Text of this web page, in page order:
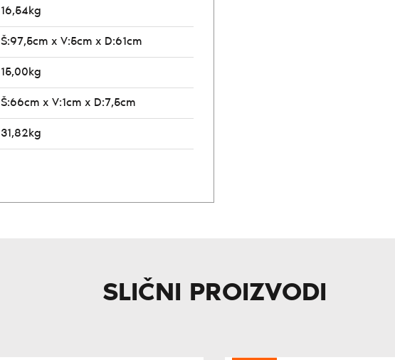
16,54kg
Š:97,5cm x V:5cm x D:61cm
15,00kg
Š:66cm x V:1cm x D:7,5cm
31,82kg
SLIČNI PROIZVODI